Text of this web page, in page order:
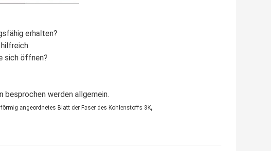
erhalten?
sich öffnen?
besprochen werden allgemein.
angeordnetes Blatt der Faser des Kohlenstoffs 3K,